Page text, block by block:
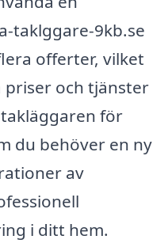
taklggare-9kb.se
offerter, vilket
och tjänster
för
du behöver en ny
av
i ditt hem.